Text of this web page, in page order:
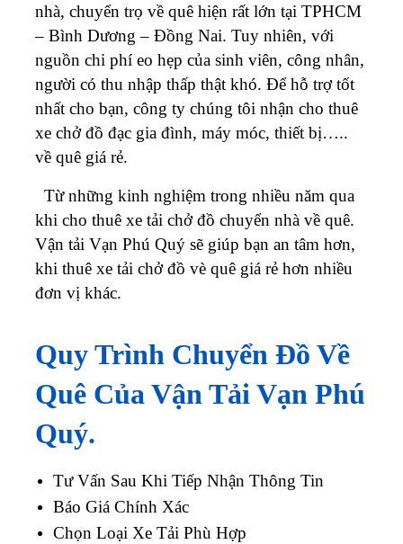
nhà, chuyển trọ về quê hiện rất lớn tại TPHCM
– Bình Dương – Đồng Nai. Tuy nhiên, với
nguồn chi phí eo hẹp của sinh viên, công nhân,
người có thu nhập thấp thật khó. Để hỗ trợ tốt
nhất cho bạn, công ty chúng tôi nhận cho thuê
xe chở đồ đạc gia đình, máy móc, thiết bị…..
về quê giá rẻ.
Từ những kinh nghiệm trong nhiều năm qua
khi cho thuê xe tải chở đồ chuyển nhà về quê.
Vận tải Vạn Phú Quý sẽ giúp bạn an tâm hơn,
khi thuê xe tải chở đồ vè quê giá rẻ hơn nhiều
đơn vị khác.
Quy Trình Chuyển Đồ Về
Quê Của Vận Tải Vạn Phú
Quý.
Tư Vấn Sau Khi Tiếp Nhận Thông Tin
Báo Giá Chính Xác
Chọn Loại Xe Tải Phù Hợp